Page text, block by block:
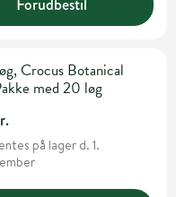
Crocus Botanical
med 20 løg
på lager d. 1.